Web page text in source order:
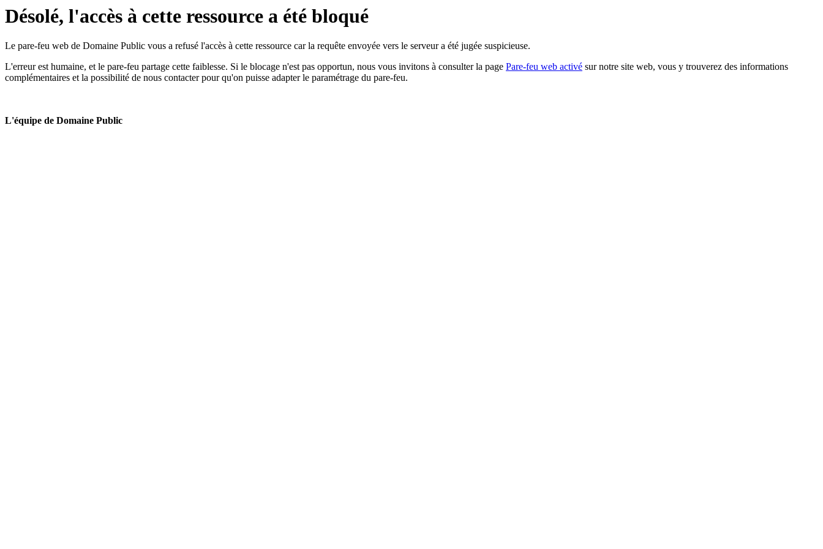
Désolé, l'accès à cette ressource a été bloqué
Le pare-feu web de Domaine Public vous a refusé l'accès à cette ressource car la requête envoyée vers le serveur a été jugée suspicieuse.
L'erreur est humaine, et le pare-feu partage cette faiblesse. Si le blocage n'est pas opportun, nous vous invitons à consulter la page Pare-feu web activé sur notre site web, vous y trouverez des informations
complémentaires et la possibilité de nous contacter pour qu'on puisse adapter le paramétrage du pare-feu.
L'équipe de Domaine Public